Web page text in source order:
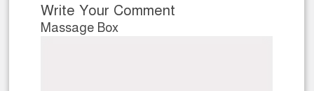
Write Your Comment
Massage Box